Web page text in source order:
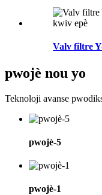
Valv filtre
pwojè nou yo
Teknoloji avanse
pwojè-5
pwojè-1